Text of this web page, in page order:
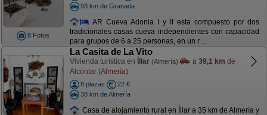
8 Fotos
93 km de Granada
AR Cueva Adonia I y II esta compuesto por dos
tradicionales casas cueva independientes con capacidad
para grupos de 6 a 25 personas, en un r ...
La Casita de La Vito
Vivienda turística en Íllar (Almería) a 39,1 km de
Alcóntar (Almería)
8 plazas
22 €
38 km de Almería
Casa de alojamiento rural en Íllar a 35 km de Almería y